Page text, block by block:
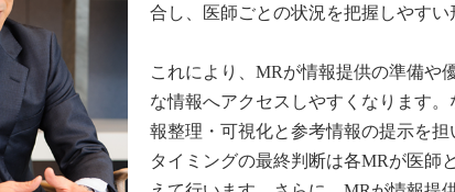
合し、医師ごとの状況を把握しやすい
これにより、MRが情報提供の準備や
な情報へアクセスしやすくなります
報整理・可視化と参考情報の提示を
タイミングの最終判断は各MRが医師